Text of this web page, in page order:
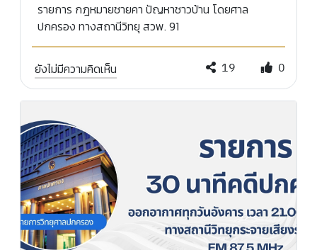
รายการ กฎหมายชายคา ปัญหาชาวบ้าน โดยศาล
ปกครอง ทางสถานีวิทยุ สวพ. 91
ยังไม่มีความคิดเห็น 19 0